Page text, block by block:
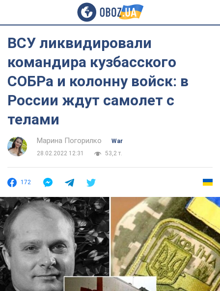
ВСУ ликвидировали
командира кузбасского
СОБРа и колонну войск: в
России ждут самолет с
телами
Марина Погорилко
War
28.02.2022 12:31
53,2 т.
172